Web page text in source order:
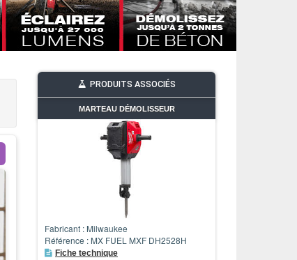
PRODUITS ASSOCIÉS
MARTEAU DÉMOLISSEUR
Fabricant : Milwaukee
Référence : MX FUEL MXF DH2528H
Fiche technique